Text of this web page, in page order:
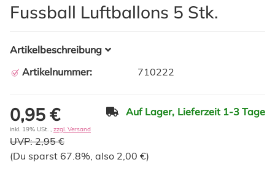
Fussball Luftballons 5 Stk.
Artikelbeschreibung
Artikelnummer:
710222
0,95 € Auf Lager, Lieferzeit 1-3 Tage
inkl. 19% USt. , zzgl. Versand
UVP:2,95 €
(Du sparst 67.8% , also 2,00 €)